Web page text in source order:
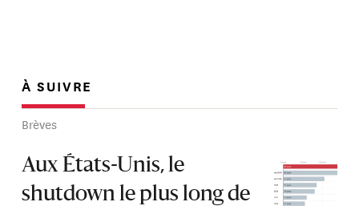
À SUIVRE
Brèves
Aux États-Unis, le
shutdown le plus long de